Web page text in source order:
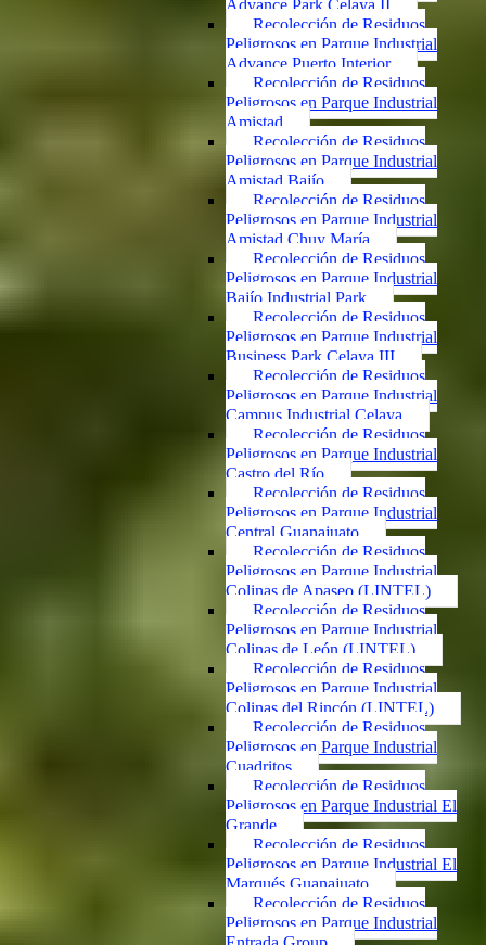
Advance Park Celaya II
Recolección de Residuos
Peligrosos en Parque Industrial
Advance Puerto Interior
Recolección de Residuos
Peligrosos en Parque Industrial
Amistad
Recolección de Residuos
Peligrosos en Parque Industrial
Amistad Bajío
Recolección de Residuos
Peligrosos en Parque Industrial
Amistad Chuy María
Recolección de Residuos
Peligrosos en Parque Industrial
Bajío Industrial Park
Recolección de Residuos
Peligrosos en Parque Industrial
Business Park Celaya III
Recolección de Residuos
Peligrosos en Parque Industrial
Campus Industrial Celaya
Recolección de Residuos
Peligrosos en Parque Industrial
Castro del Río
Recolección de Residuos
Peligrosos en Parque Industrial
Central Guanajuato
Recolección de Residuos
Peligrosos en Parque Industrial
Colinas de Apaseo (LINTEL)
Recolección de Residuos
Peligrosos en Parque Industrial
Colinas de León (LINTEL)
Recolección de Residuos
Peligrosos en Parque Industrial
Colinas del Rincón (LINTEL)
Recolección de Residuos
Peligrosos en Parque Industrial
Cuadritos
Recolección de Residuos
Peligrosos en Parque Industrial El
Grande
Recolección de Residuos
Peligrosos en Parque Industrial El
Marqués Guanajuato
Recolección de Residuos
Peligrosos en Parque Industrial